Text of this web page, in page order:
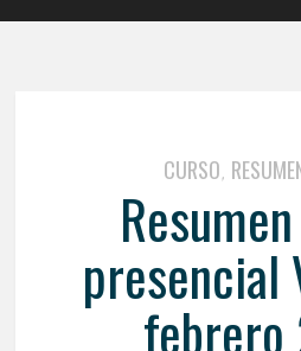
CURSO,
presencial
febrero